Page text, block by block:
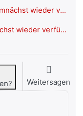
wieder verfügbar
wieder verfügbar
Weitersagen